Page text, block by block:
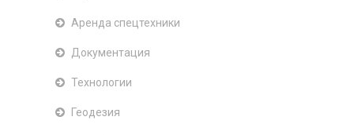
Аренда спецтехники
Документация
Технологии
Геодезия